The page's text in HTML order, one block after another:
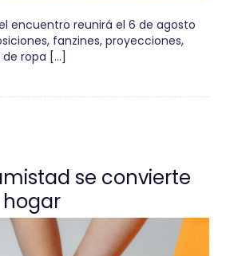
encuentro reunirá el 6 de agosto
fanzines, proyecciones,
ropa […]
se convierte